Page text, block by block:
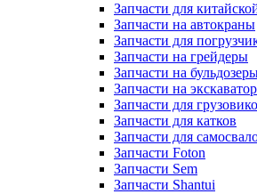
Запчасти для
Запчасти на автокраны
Запчасти для
Запчасти на грейдеры
Запчасти на
Запчасти на
Запчасти для
Запчасти для катков
Запчасти для
Запчасти Foton
Запчасти Sem
Запчасти Shantui